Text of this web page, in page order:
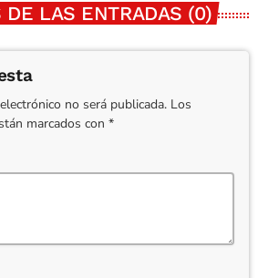
DE LAS ENTRADAS (0)
no será publicada. Los
marcados con *